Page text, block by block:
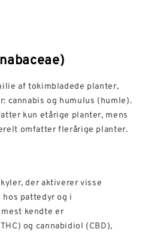
af tokimbladede planter,
cannabis og humulus (humle).
kun etårige planter, mens
omfatter flerårige planter.
der aktiverer visse
pattedyr og i
kendte er
og cannabidiol (CBD),